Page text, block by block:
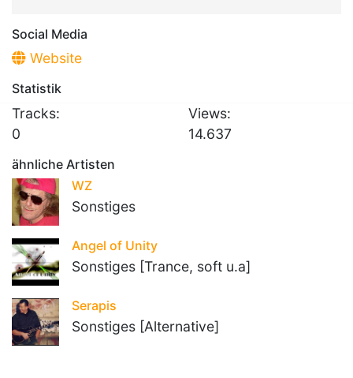
Social Media
Website
Statistik
Tracks:
0
Views:
14.637
ähnliche Artisten
WZ
Sonstiges
Angel of Unity
Sonstiges [Trance, soft u.a]
Serapis
Sonstiges [Alternative]